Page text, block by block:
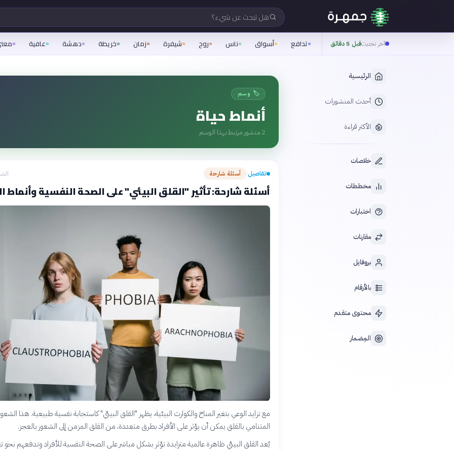
هل تبحث عن شيء؟
آخر تحديثقبل 5 دقائق تدافع أسواق ناس روح شيفرة زمان خريطة دهشة عافية
الرئيسية
أحدث المنشورات
الأكثر قراءة
خلاصات
مخططات
اختبارات
مقارنات
بروفايل
بالأرقام
محتوى متقدم
المِضمار
🏷️ وسم
أنماط حياة
2 منشور مرتبط بهذا الوسم
تفاصيل› أسئلة شارحة
أسئلة شارحة: تأثير "القلق البيئي" على الصحة النفسية وأنماط
مع تزايد الوعي بتغير المناخ والكوارث البيئية، يظهر "القلق البيئي" كاستجابة نفسية طبيعية. هذا
المتنامي بالقلق يمكن أن يؤثر على الأفراد بطرق متعددة، من القلق المزمن إلى الشعور بالعجز.
يُعد القلق البيئي ظاهرة عالمية متزايدة تؤثر بشكل مباشر على الصحة النفسية للأفراد وتدفعهم نحو